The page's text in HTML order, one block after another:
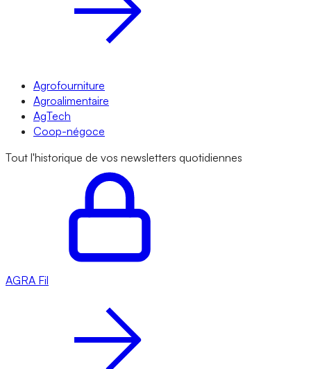
Agrofourniture
Agroalimentaire
AgTech
Coop-négoce
Tout l'historique de vos newsletters quotidiennes
AGRA Fil